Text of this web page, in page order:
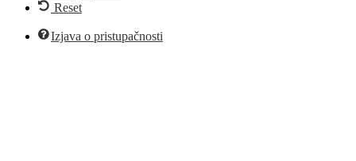
Reset
Izjava o pristupačnosti